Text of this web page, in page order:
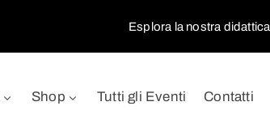
Esplora la nostra didattica
Shop Tutti gli Eventi Contatti